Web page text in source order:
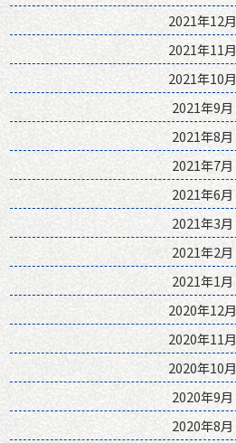
2021年12月
2021年11月
2021年10月
2021年9月
2021年8月
2021年7月
2021年6月
2021年3月
2021年2月
2021年1月
2020年12月
2020年11月
2020年10月
2020年9月
2020年8月